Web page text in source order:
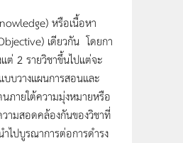
หรือเนื้อหา
เดียวกัน โดยกา
ต่ 2 รายวิชาขึ้นไปแต่จะ
บวางแผนการสอนและ
นภายใต้ความมุ่งหมายหรือ
ามสอดคล้องกันของวิชาที่
ไปบูรณาการต่อการดำรง